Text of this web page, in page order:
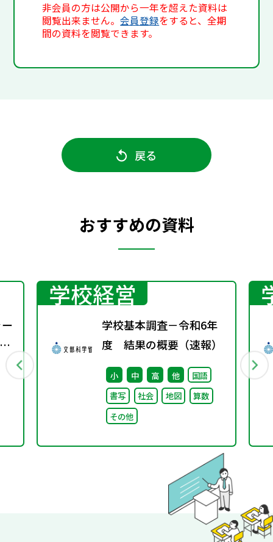
非会員の方は公開から一年を超えた資料は
閲覧出来ません。会員登録をすると、全期
間の資料を閲覧できます。
戻る
おすすめの資料
学校経営
学校基本調査－令和6年
度 結果の概要（速報）
小 中 高 他
国語
書写
社会 地図
算数
その他